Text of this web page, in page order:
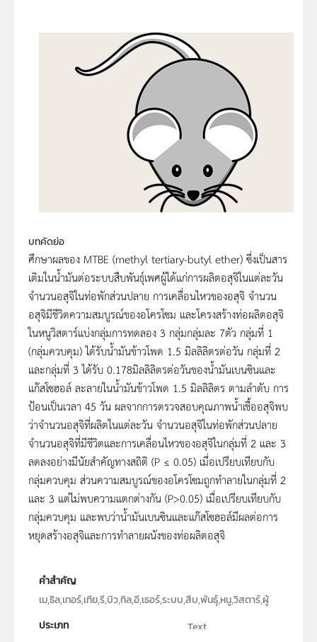
บทคัดย่อ
ศึกษาผลของ MTBE (methyl tertiary-butyl ether) ซึ่งเป็นสาร
เติมในน้ำมันต่อระบบสืบพันธุ์เพศผู้ได้แก่การผลิตอสุจิในแต่ละวัน
จำนวนอสุจิในท่อพักส่วนปลาย การเคลื่อนไหวของอสุจิ จำนวน
อสุจิมีชีวิตความสมบูรณ์ของอโครโซม และโครงสร้างท่อผลิตอสุจิ
ในหนูวิสตาร์แบ่งกลุ่มการทดลอง 3 กลุ่มกลุ่มละ 7ตัว กลุ่มที่ 1
(กลุ่มควบคุม) ได้รับน้ำมันข้าวโพด 1.5 มิลลิลิตรต่อวัน กลุ่มที่ 2
และกลุ่มที่ 3 ได้รับ 0.178มิลลิลิตรต่อวันของน้ำมันเบนซินและ
แก๊สโซฮอล์ ละลายในน้ำมันข้าวโพด 1.5 มิลลิลิตร ตามลำดับ การ
ป้อนเป็นเวลา 45 วัน ผลจากการตรวจสอบคุณภาพน้ำเชื้ออสุจิพบ
ว่าจำนวนอสุจิที่ผลิตในแต่ละวัน จำนวนอสุจิในท่อพักส่วนปลาย
จำนวนอสุจิที่มีชีวิตและการเคลื่อนไหวของอสุจิในกลุ่มที่ 2 และ 3
ลดลงอย่างมีนัยสำคัญทางสถิติ (P ≤ 0.05) เมื่อเปรียบเทียบกับ
กลุ่มควบคุม ส่วนความสมบูรณ์ของอโครโซมถูกทำลายในกลุ่มที่ 2
และ 3 แต่ไม่พบความแตกต่างกัน (P>0.05) เมื่อเปรียบเทียบกับ
กลุ่มควบคุม และพบว่าน้ำมันเบนซินและแก๊สโซฮอล์มีผลต่อการ
หยุดสร้างอสุจิและการทำลายผนังของท่อผลิตอสุจิ
คำสำคัญ
เม,ธิล,เทอร์,เทีย,รี,บิว,ทิล,อี,เธอร์,ระบบ,สืบ,พันธุ์,หนู,วิสตาร์,ผู้
ประเภท
Text